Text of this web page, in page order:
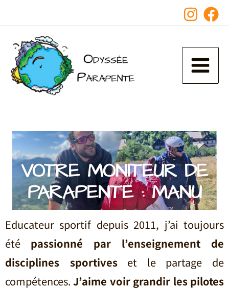
contenu
VOTRE MONITEUR DE
PARAPENTE : MANU
Educateur sportif depuis 2011, j’ai toujours
été passionné par l’enseignement de
disciplines sportiveset le partage de
compétences.J’aime voir grandir les pilotes